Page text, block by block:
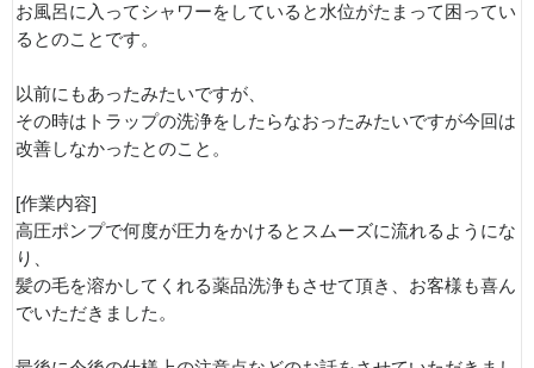
お風呂に入ってシャワーをしていると水位がたまって困ってい
るとのことです。
以前にもあったみたいですが、
その時はトラップの洗浄をしたらなおったみたいですが今回は
改善しなかったとのこと。
[作業内容]
高圧ポンプで何度が圧力をかけるとスムーズに流れるようにな
り、
髪の毛を溶かしてくれる薬品洗浄もさせて頂き、お客様も喜ん
でいただきました。